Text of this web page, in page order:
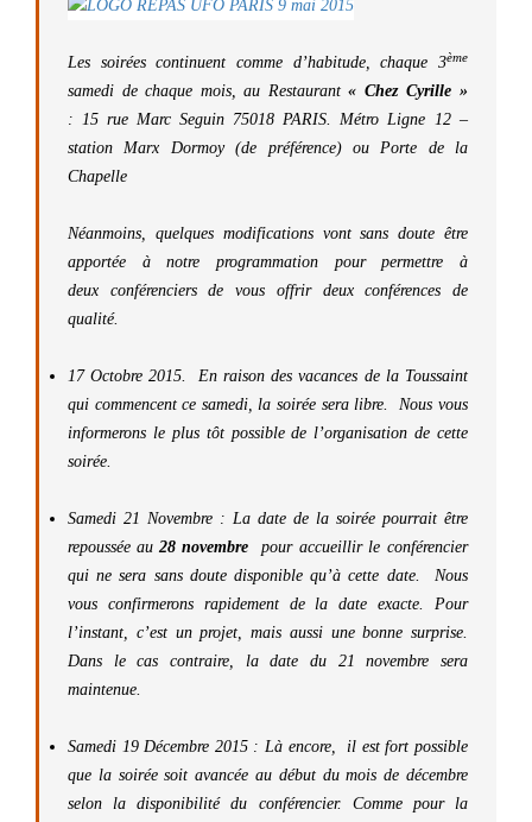
Les soirées continuent comme d’habitude, chaque 3ème
samedi de chaque mois, au Restaurant « Chez Cyrille »
: 15 rue Marc Seguin 75018 PARIS. Métro Ligne 12 –
station Marx Dormoy (de préférence) ou Porte de la
Chapelle
Néanmoins, quelques modifications vont sans doute être
apportée à notre programmation pour permettre à
deux conférenciers de vous offrir deux conférences de
qualité.
17 Octobre 2015. En raison des vacances de la Toussaint
qui commencent ce samedi, la soirée sera libre. Nous vous
informerons le plus tôt possible de l’organisation de cette
soirée.
Samedi 21 Novembre : La date de la soirée pourrait être
repoussée au 28 novembre pour accueillir le conférencier
qui ne sera sans doute disponible qu’à cette date. Nous
vous confirmerons rapidement de la date exacte. Pour
l’instant, c’est un projet, mais aussi une bonne surprise.
Dans le cas contraire, la date du 21 novembre sera
maintenue.
Samedi 19 Décembre 2015 : Là encore, il est fort possible
que la soirée soit avancée au début du mois de décembre
selon la disponibilité du conférencier. Comme pour la